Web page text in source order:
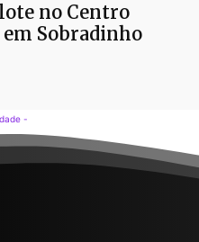
no Centro
Sobradinho
-